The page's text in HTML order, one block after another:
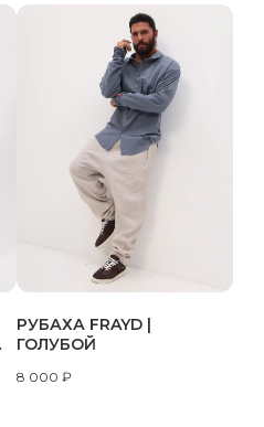
РУБАХА FRAYD |
ГОЛУБОЙ
8 000 ₽